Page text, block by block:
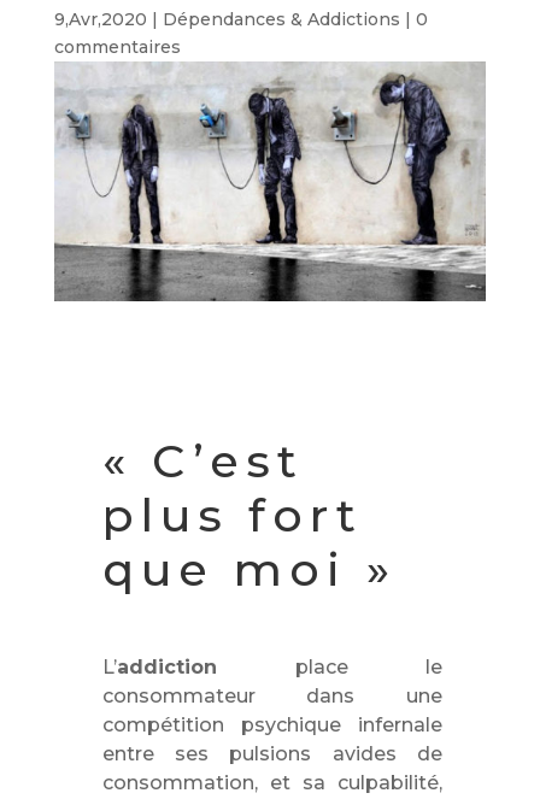
9,Avr,2020 | Dépendances & Addictions | 0
commentaires
« C’est
plus fort
que moi »
L’addiction place le
consommateur dans une
compétition psychique infernale
entre ses pulsions avides de
consommation, et sa culpabilité,